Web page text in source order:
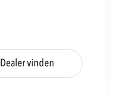
Dealer vinden